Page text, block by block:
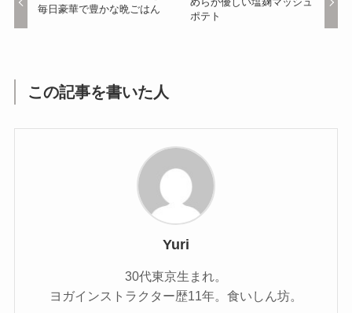
毎日豪華で豊かな晩ごはん
ポテト
この記事を書いた人
Yuri
30代東京生まれ。
ヨガインストラクター歴11年。食いしん坊。